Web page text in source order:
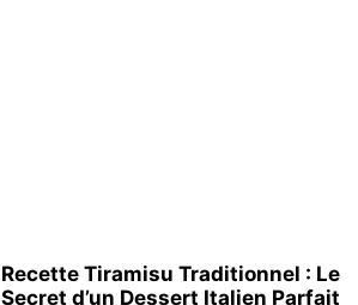
Recette Tiramisu Traditionnel : Le
Secret d’un Dessert Italien Parfait